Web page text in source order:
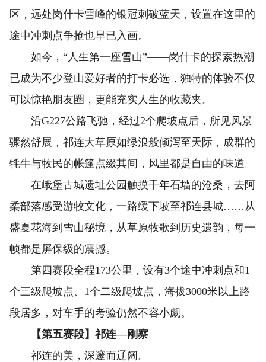
区，远处岗什卡雪峰的银冠刺破蓝天，设置在这里的
途中冲刺点争抢也早已入画。
如今，“人生第一座雪山”——岗什卡的探索热潮
已成为不少登山爱好者的打卡必选，独特的体验不仅
可以惊艳朋友圈，更能充实人生的收藏夹。
沿G227公路飞驰，经过2个爬坡点后，所见风景
骤然舒展，祁连大草原如绿浪般倾泻至天际，成群的
牦牛与牧民的帐篷点缀其间，风里都是自由的味道。
在峨堡古城遗址公园触摸千年石墙的沧桑，去阿
柔部落感受游牧文化，一路缓下坡至祁连县城……从
盛夏花海到雪山秘境，从草原牧歌到历史遗韵，每一
帧都是屏保级的震撼。
第四赛段全程173公里，设有3个途中冲刺点和1
个三级爬坡点、1个二级爬坡点，海拔3000米以上路
段居多，对车手的考验仍然不容小觑。
【第五赛段】祁连—刚察
祁连的美，深邃而辽阔。